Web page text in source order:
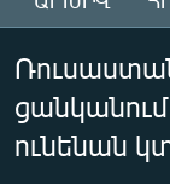
Անցնել
հիմնական
մենյուին
Որոնում
ԻՐԱՎՈՒՆՔ
ցանկանում
ունենան